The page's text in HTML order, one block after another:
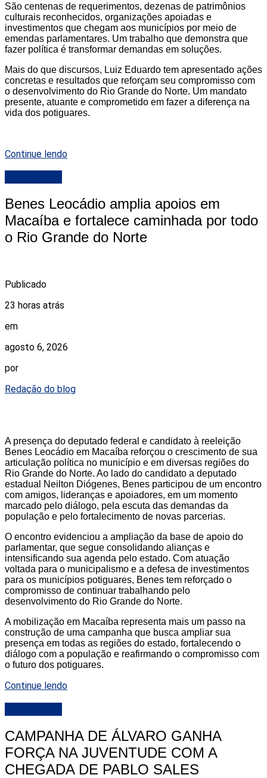
São centenas de requerimentos, dezenas de patrimônios
culturais reconhecidos, organizações apoiadas e
investimentos que chegam aos municípios por meio de
emendas parlamentares. Um trabalho que demonstra que
fazer política é transformar demandas em soluções.
Mais do que discursos, Luiz Eduardo tem apresentado ações
concretas e resultados que reforçam seu compromisso com
o desenvolvimento do Rio Grande do Norte. Um mandato
presente, atuante e comprometido em fazer a diferença na
vida dos potiguares.
Continue lendo
Benes Leocádio amplia apoios em
Macaíba e fortalece caminhada por todo
o Rio Grande do Norte
Publicado
23 horas atrás
em
agosto 6, 2026
por
Redação do blog
A presença do deputado federal e candidato à reeleição
Benes Leocádio em Macaíba reforçou o crescimento de sua
articulação política no município e em diversas regiões do
Rio Grande do Norte. Ao lado do candidato a deputado
estadual Neilton Diógenes, Benes participou de um encontro
com amigos, lideranças e apoiadores, em um momento
marcado pelo diálogo, pela escuta das demandas da
população e pelo fortalecimento de novas parcerias.
O encontro evidenciou a ampliação da base de apoio do
parlamentar, que segue consolidando alianças e
intensificando sua agenda pelo estado. Com atuação
voltada para o municipalismo e a defesa de investimentos
para os municípios potiguares, Benes tem reforçado o
compromisso de continuar trabalhando pelo
desenvolvimento do Rio Grande do Norte.
A mobilização em Macaíba representa mais um passo na
construção de uma campanha que busca ampliar sua
presença em todas as regiões do estado, fortalecendo o
diálogo com a população e reafirmando o compromisso com
o futuro dos potiguares.
Continue lendo
CAMPANHA DE ÁLVARO GANHA
FORÇA NA JUVENTUDE COM A
CHEGADA DE PABLO SALES